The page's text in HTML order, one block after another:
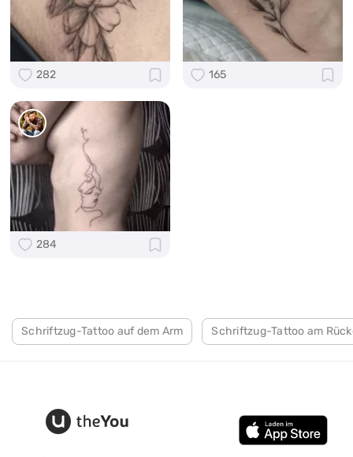
282 165
284
Schriftzug-Tattoo auf dem Arm Schriftzug-Tattoo am